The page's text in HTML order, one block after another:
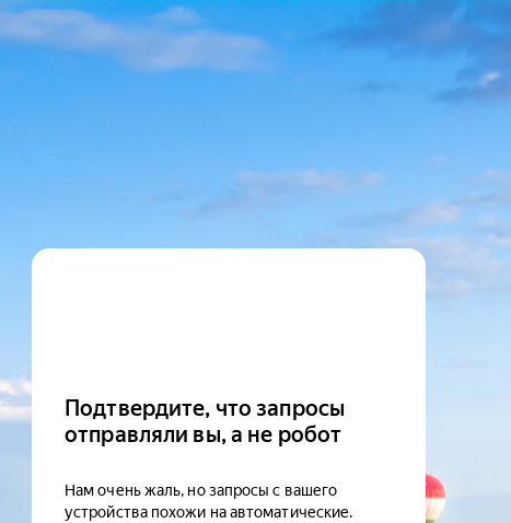
Подтвердите, что запросы
отправляли вы, а не робот
Нам очень жаль, но запросы с вашего
устройства похожи на автоматические.